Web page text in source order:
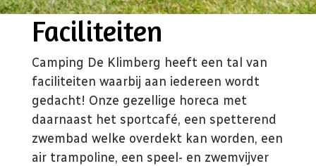
Faciliteiten
Camping De Klimberg heeft een tal van
faciliteiten waarbij aan iedereen wordt
gedacht! Onze gezellige horeca met
daarnaast het sportcafé, een spetterend
zwembad welke overdekt kan worden, een
air trampoline, een speel- en zwemvijver